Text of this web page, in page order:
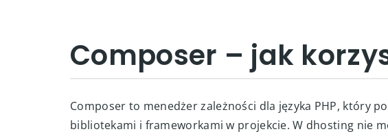
Composer – jak
Composer to menedżer zależności dla języka PHP, który
bibliotekami i frameworkami w projekcie. W dhosting nie